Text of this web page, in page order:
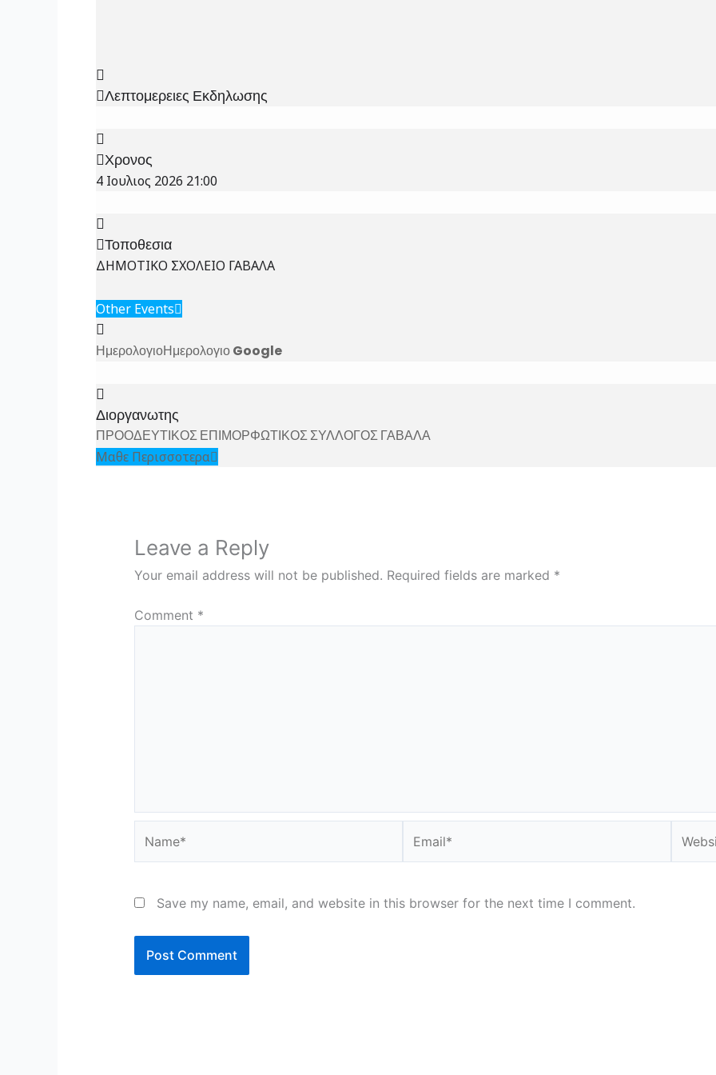
Λεπτομερειες Εκδηλωσης
Χρονος
4 Ιουλιος 2026 21:00
Τοποθεσια
ΔΗΜΟΤΙΚΟ ΣΧΟΛΕΙΟ ΓΑΒΑΛΑ
Other Events
ΗμερολογιοΗμερολογιο Google
Διοργανωτης
ΠΡΟΟΔΕΥΤΙΚΟΣ ΕΠΙΜΟΡΦΩΤΙΚΟΣ ΣΥΛΛΟΓΟΣ ΓΑΒΑΛΑ
Μαθε Περισσοτερα
Leave a Reply
Your email address will not be published. Required fields are marked *
Comment *
Save my name, email, and website in this browser for the next time I comment.